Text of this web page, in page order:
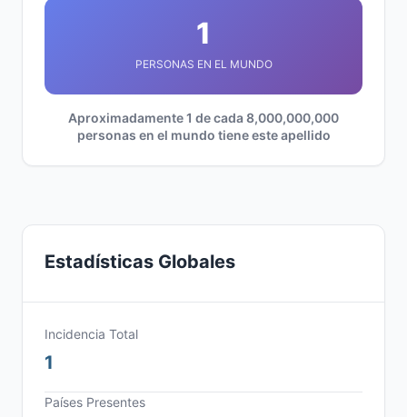
1
PERSONAS EN EL MUNDO
Aproximadamente 1 de cada 8,000,000,000
personas en el mundo tiene este apellido
Estadísticas Globales
Incidencia Total
1
Países Presentes